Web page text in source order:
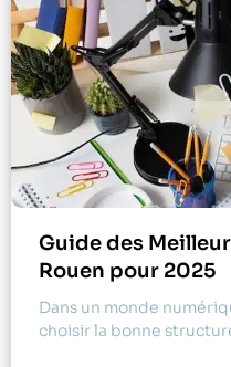
Guide des
Rouen pour 2025
Dans un monde
choisir la bonne